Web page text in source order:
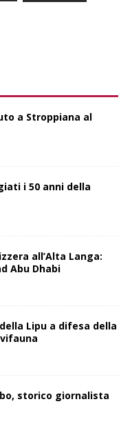
a Stroppiana al
i 50 anni della
all’Alta Langa:
Abu Dhabi
della Lipu a difesa della
storico giornalista